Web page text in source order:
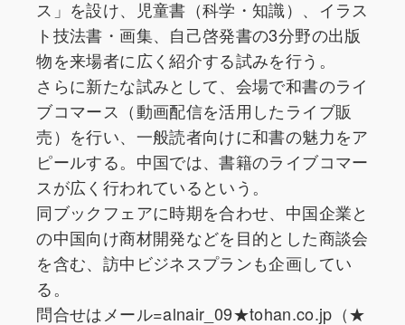
ス」を設け、児童書（科学・知識）、イラス
ト技法書・画集、自己啓発書の3分野の出版
物を来場者に広く紹介する試みを行う。
さらに新たな試みとして、会場で和書のライ
ブコマース（動画配信を活用したライブ販
売）を行い、一般読者向けに和書の魅力をア
ピールする。中国では、書籍のライブコマー
スが広く行われているという。
同ブックフェアに時期を合わせ、中国企業と
の中国向け商材開発などを目的とした商談会
を含む、訪中ビジネスプランも企画してい
る。
問合せはメール=alnair_09★tohan.co.jp（★